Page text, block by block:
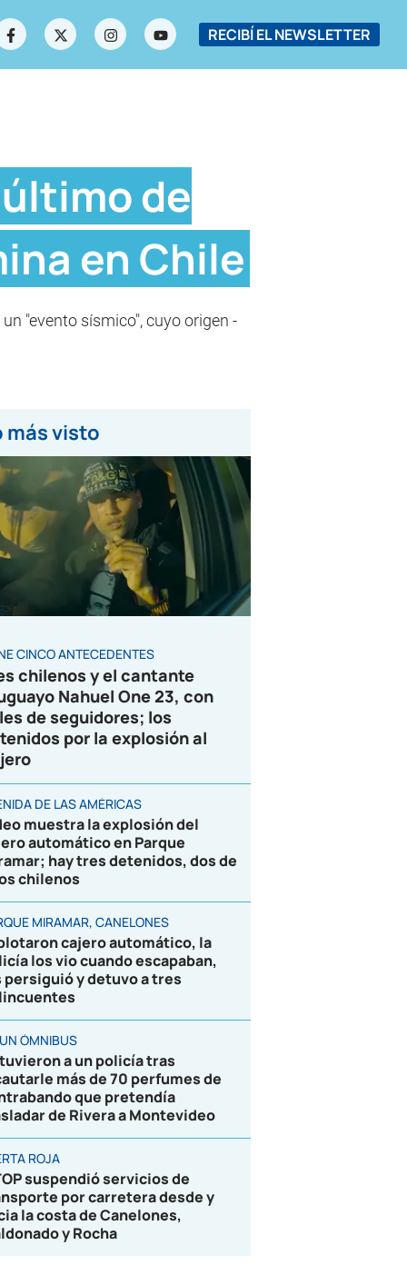
RECIBÍ EL NEWSLETTER
de
en Chile
"evento sísmico", cuyo origen -
más visto
CINCO ANTECEDENTES
chilenos y el cantante
Nahuel One 23, con
de seguidores; los
por la explosión al
DE LAS AMÉRICAS
muestra la explosión del
automático en Parque
hay tres detenidos, dos de
chilenos
MIRAMAR, CANELONES
cajero automático, la
los vio cuando escapaban,
persiguió y detuvo a tres
ÓMNIBUS
a un policía tras
más de 70 perfumes de
que pretendía
de Rivera a Montevideo
ROJA
suspendió servicios de
por carretera desde y
la costa de Canelones,
y Rocha